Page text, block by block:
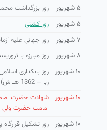
۵ شهریور
روز بزرگداشت
۵ شهریور
روز كشتی
۷ شهریور
روز جهانی علیه
۸ شهریور
روز مبارزه با
۱۰ شهریور
روز بانكداری
ربا – 1362 هـ ش)
۱۰ شهریور
امامت حضرت
۱۰ شهریور
روز تشكیل